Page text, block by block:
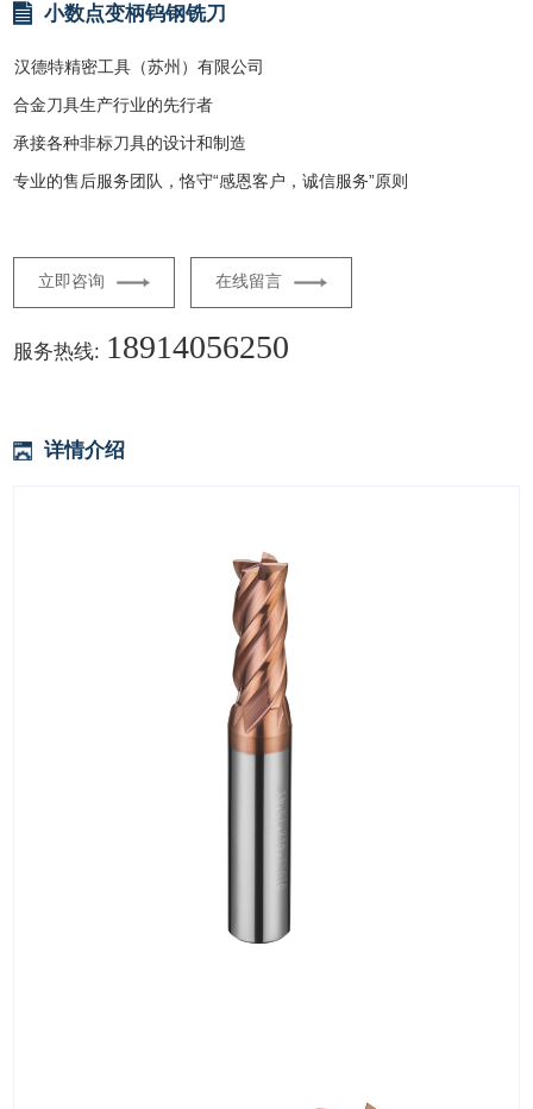
小数点变柄钨钢铣刀
汉德特精密工具（苏州）有限公司
合金刀具生产行业的先行者
承接各种非标刀具的设计和制造
专业的售后服务团队，恪守“感恩客户，诚信服务”原则
立即咨询 在线留言
服务热线: 18914056250
详情介绍